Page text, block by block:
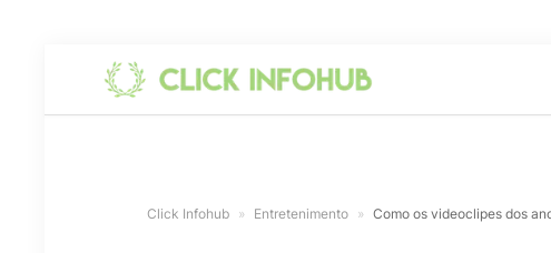
Click Infohub » Entretenimento » Como os videoclipes dos